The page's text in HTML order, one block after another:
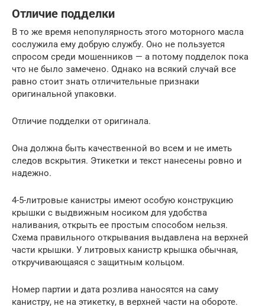
Отличие подделки
В то же время непопулярность этого моторного масла
сослужила ему добрую службу. Оно не пользуется
спросом среди мошенников — а потому подделок пока
что не было замечено. Однако на всякий случай все
равно стоит знать отличительные признаки
оригинальной упаковки.
Отличие подделки от оригинала.
Она должна быть качественной во всем и не иметь
следов вскрытия. Этикетки и текст нанесены ровно и
надежно.
4-5-литровые канистры имеют особую конструкцию
крышки с выдвижным носиком для удобства
наливания, открыть ее простым способом нельзя.
Схема правильного открывания выдавлена на верхней
части крышки. У литровых канистр крышка обычная,
откручивающаяся с защитным кольцом.
Номер партии и дата розлива наносятся на саму
канистру, не на этикетку, в верхней части на обороте.